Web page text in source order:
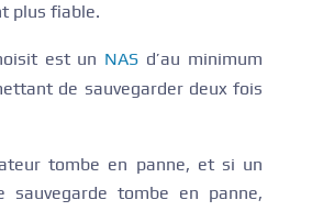
plus fiable.
est un NAS d’au minimum
de sauvegarder deux fois
tombe en panne, et si un
sauvegarde tombe en panne,